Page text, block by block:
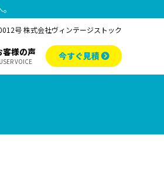
号 株式会社ヴィンテージストック
客様の声
USER VOICE 今すぐ見積